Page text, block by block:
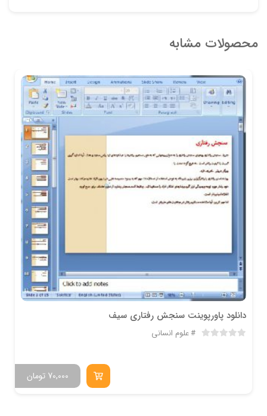
محصولات مشابه
دانلود پاورپوینت سنجش رفتاری سیف
علوم انسانی
تومان 70,000